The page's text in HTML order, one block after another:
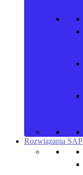
Rozwiązania SAP